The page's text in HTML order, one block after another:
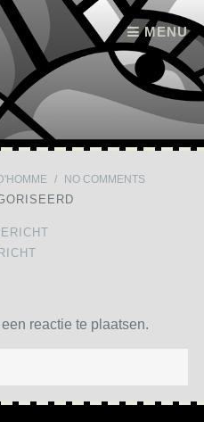
MENU
/ NO COMMENTS
reactie te plaatsen.